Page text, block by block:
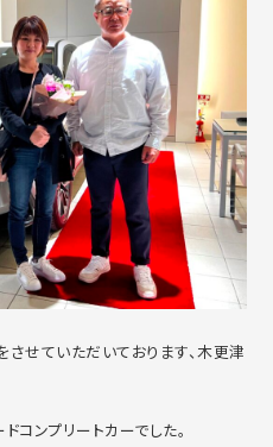
せていただいております、木更津
コンプリートカーでした。